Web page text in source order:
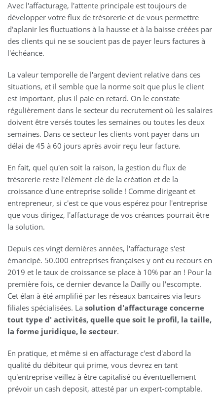
Avec l'affacturage, l'attente principale est toujours de
développer votre flux de trésorerie et de vous permettre
d'aplanir les fluctuations à la hausse et à la baisse créées par
des clients qui ne se soucient pas de payer leurs factures à
l'échéance.
La valeur temporelle de l'argent devient relative dans ces
situations, et il semble que la norme soit que plus le client
est important, plus il paie en retard. On le constate
régulièrement dans le secteur du recrutement où les salaires
doivent être versés toutes les semaines ou toutes les deux
semaines. Dans ce secteur les clients vont payer dans un
délai de 45 à 60 jours après avoir reçu leur facture.
En fait, quel qu'en soit la raison, la gestion du flux de
trésorerie reste l'élément clé de la création et de la
croissance d'une entreprise solide ! Comme dirigeant et
entrepreneur, si c'est ce que vous espérez pour l'entreprise
que vous dirigez, l'affacturage de vos créances pourrait être
la solution.
Depuis ces vingt dernières années, l'affacturage s'est
émancipé. 50.000 entreprises françaises y ont eu recours en
2019 et le taux de croissance se place à 10% par an ! Pour la
première fois, ce dernier devance la Dailly ou l'escompte.
Cet élan à été amplifié par les réseaux bancaires via leurs
filiales spécialisées. La solution d'affacturage concerne
tout type d' activités, quelle que soit le profil, la taille,
la forme juridique, le secteur.
En pratique, et même si en affacturage c'est d'abord la
qualité du débiteur qui prime, vous devrez en tant
qu'entreprise veillez à être capitalisé ou éventuellement
prévoir un cash deposit, attesté par un expert-comptable.